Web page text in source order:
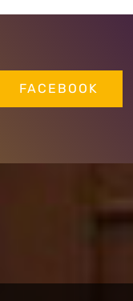
FACEBOOK